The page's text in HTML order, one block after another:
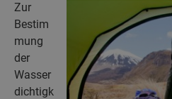
Zur
Bestim
mung
der
Wasser
dichtigk